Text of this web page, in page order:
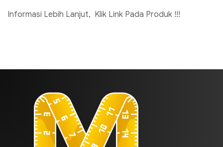
Informasi Lebih Lanjut, Klik Link Pada Produk !!!